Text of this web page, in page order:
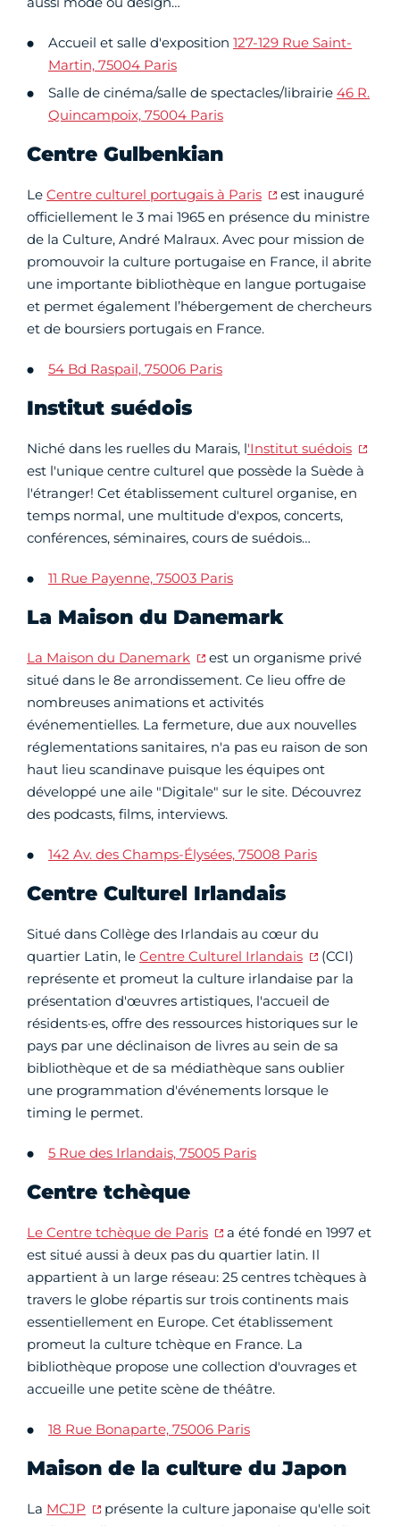
Accueil et salle d'exposition 127-129 Rue Saint-
Martin, 75004 Paris
Salle de cinéma/salle de spectacles/librairie 46 R.
Quincampoix, 75004 Paris
Centre Gulbenkian
Le Centre culturel portugais à Paris
est inauguré
officiellement le 3 mai 1965 en présence du ministre
de la Culture, André Malraux. Avec pour mission de
promouvoir la culture portugaise en France, il abrite
une importante bibliothèque en langue portugaise
et permet également l’hébergement de chercheurs
et de boursiers portugais en France.
54 Bd Raspail, 75006 Paris
Institut suédois
Niché dans les ruelles du Marais, l'Institut suédois
est l'unique centre culturel que possède la Suède à
l'étranger! Cet établissement culturel organise, en
temps normal, une multitude d'expos, concerts,
conférences, séminaires, cours de suédois…
11 Rue Payenne, 75003 Paris
La Maison du Danemark
La Maison du Danemark
est un organisme privé
situé dans le 8e arrondissement. Ce lieu offre de
nombreuses animations et activités
événementielles. La fermeture, due aux nouvelles
réglementations sanitaires, n'a pas eu raison de son
haut lieu scandinave puisque les équipes ont
développé une aile "Digitale" sur le site. Découvrez
des podcasts, films, interviews.
142 Av. des Champs-Élysées, 75008 Paris
Centre Culturel Irlandais
Situé dans Collège des Irlandais au cœur du
quartier Latin, le Centre Culturel Irlandais
(CCI)
représente et promeut la culture irlandaise par la
présentation d'œuvres artistiques, l'accueil de
résidents·es, offre des ressources historiques sur le
pays par une déclinaison de livres au sein de sa
bibliothèque et de sa médiathèque sans oublier
une programmation d'événements lorsque le
timing le permet.
5 Rue des Irlandais, 75005 Paris
Centre tchèque
Le Centre tchèque de Paris
a été fondé en 1997 et
est situé aussi à deux pas du quartier latin. Il
appartient à un large réseau: 25 centres tchèques à
travers le globe répartis sur trois continents mais
essentiellement en Europe. Cet établissement
promeut la culture tchèque en France. La
bibliothèque propose une collection d'ouvrages et
accueille une petite scène de théâtre.
18 Rue Bonaparte, 75006 Paris
Maison de la culture du Japon
La MCJP
présente la culture japonaise qu'elle soit